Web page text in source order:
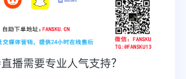
播需要专业人气支持？